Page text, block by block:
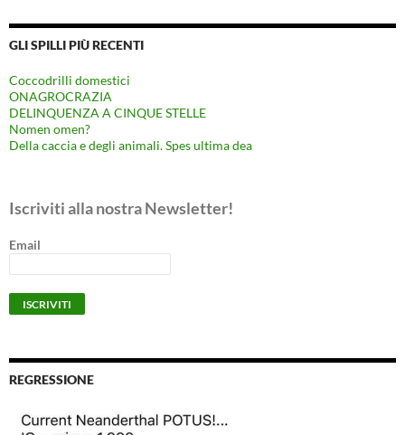
GLI SPILLI PIÙ RECENTI
Coccodrilli domestici
ONAGROCRAZIA
DELINQUENZA A CINQUE STELLE
Nomen omen?
Della caccia e degli animali. Spes ultima dea
Iscriviti alla nostra Newsletter!
Email
REGRESSIONE